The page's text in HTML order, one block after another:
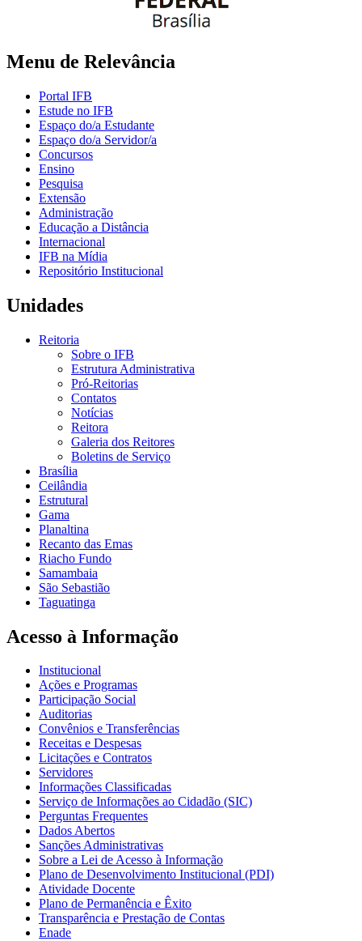
Menu de Relevância
Portal IFB
Estude no IFB
Espaço do/a Estudante
Espaço do/a Servidor/a
Concursos
Ensino
Pesquisa
Extensão
Administração
Educação a Distância
Internacional
IFB na Mídia
Repositório Institucional
Unidades
Reitoria
Sobre o IFB
Estrutura Administrativa
Pró-Reitorias
Contatos
Notícias
Reitora
Galeria dos Reitores
Boletins de Serviço
Brasília
Ceilândia
Estrutural
Gama
Planaltina
Recanto das Emas
Riacho Fundo
Samambaia
São Sebastião
Taguatinga
Acesso à Informação
Institucional
Ações e Programas
Participação Social
Auditorias
Convênios e Transferências
Receitas e Despesas
Licitações e Contratos
Servidores
Informações Classificadas
Serviço de Informações ao Cidadão (SIC)
Perguntas Frequentes
Dados Abertos
Sanções Administrativas
Sobre a Lei de Acesso à Informação
Plano de Desenvolvimento Institucional (PDI)
Atividade Docente
Plano de Permanência e Êxito
Transparência e Prestação de Contas
Enade